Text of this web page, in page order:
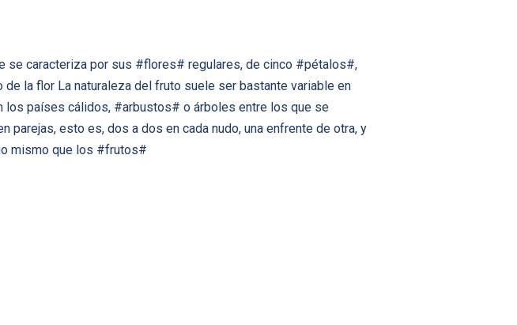
se caracteriza por sus #flores# regulares, de cinco #pétalos#,
la flor La naturaleza del fruto suele ser bastante variable en
los países cálidos, #arbustos# o árboles entre los que se
esto es, dos a dos en cada nudo, una enfrente de otra, y
mismo que los #frutos#